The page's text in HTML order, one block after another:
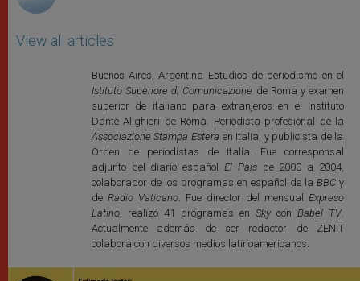
View all articles
Buenos Aires, Argentina Estudios de periodismo en el
Istituto Superiore di Comunicazione de Roma y examen
superior de italiano para extranjeros en el Instituto
Dante Alighieri de Roma. Periodista profesional de la
Associazione Stampa Estera en Italia, y publicista de la
Orden de periodistas de Italia. Fue corresponsal
adjunto del diario españolEl Paísde 2000 a 2004,
colaborador de los programas en español de la BBCy
de Radio Vaticano. Fue director del mensualExpreso
Latino, realizó 41 programas en Skycon Babel TV
Actualmente además de ser redactor de ZENIT
colabora con diversos medios latinoamericanos.